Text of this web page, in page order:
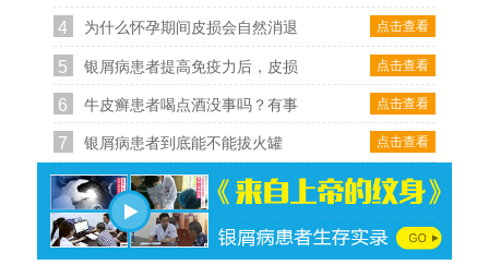
4 点击查看
为什么怀孕期间皮损会自然消退
5 点击查看
银屑病患者提高免疫力后，皮损
6 点击查看
牛皮癣患者喝点酒没事吗？有事
7 点击查看
银屑病患者到底能不能拔火罐